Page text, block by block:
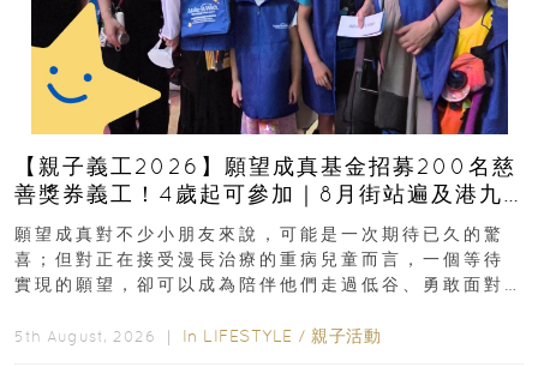
【親子義工2026】願望成真基金招募200名慈
善獎券義工！4歲起可參加｜8月街站遍及港九
新界
願望成真對不少小朋友來說，可能是一次期待已久的驚
喜；但對正在接受漫長治療的重病兒童而言，一個等待
實現的願望，卻可以成為陪伴他們走過低谷、勇敢面對
5th August, 2026 ｜ In LIFESTYLE / 親子活動